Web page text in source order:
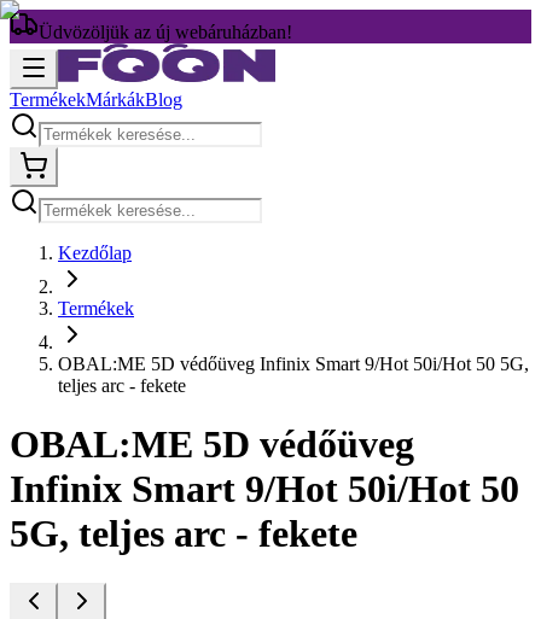
Üdvözöljük az új webáruházban!
TermékekMárkákBlog
Kezdőlap
Termékek
OBAL:ME 5D védőüveg Infinix Smart 9/Hot 50i/Hot 50 5G,
teljes arc - fekete
OBAL:ME 5D védőüveg
Infinix Smart 9/Hot 50i/Hot 50
5G, teljes arc - fekete